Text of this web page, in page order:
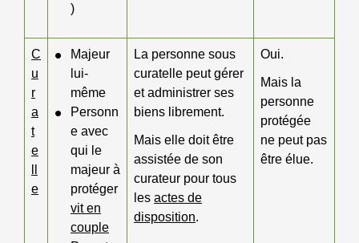
)
C
u
r
a
t
e
e
Majeur
lui-
même
Personn
e avec
qui le
majeur à
protéger
vit en
couple
La personne sous
curatelle peut gérer
et administrer ses
biens librement.
Mais elle doit être
assistée de son
curateur pour tous
les actes de
disposition.
Oui.
Mais la
personne
protégée
ne peut pas
être élue.